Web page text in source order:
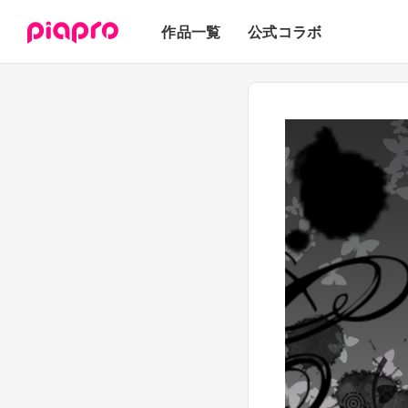
作品一覧
3Dモデル
公式コラボ